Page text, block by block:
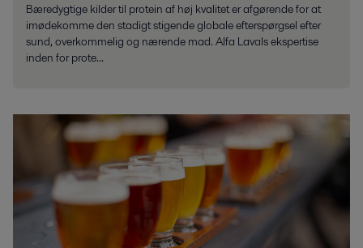
Bæredygtige kilder til protein af høj kvalitet er afgørende for at
imødekomme den stadigt stigende globale efterspørgsel efter
sund, overkommelig og nærende mad. Alfa Lavals ekspertise
inden for prote...